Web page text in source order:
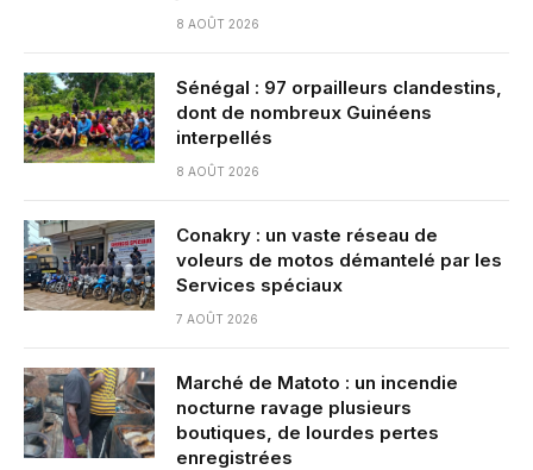
8 AOÛT 2026
Sénégal : 97 orpailleurs clandestins,
dont de nombreux Guinéens
interpellés
8 AOÛT 2026
Conakry : un vaste réseau de
voleurs de motos démantelé par les
Services spéciaux
7 AOÛT 2026
Marché de Matoto : un incendie
nocturne ravage plusieurs
boutiques, de lourdes pertes
enregistrées